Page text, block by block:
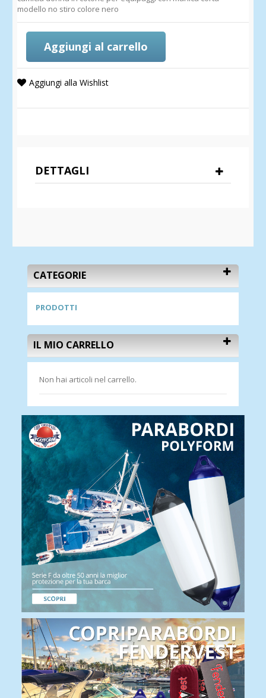
modello no stiro colore nero
Aggiungi al carrello
Aggiungi alla Wishlist
DETTAGLI
CATEGORIE
PRODOTTI
IL MIO CARRELLO
Non hai articoli nel carrello.